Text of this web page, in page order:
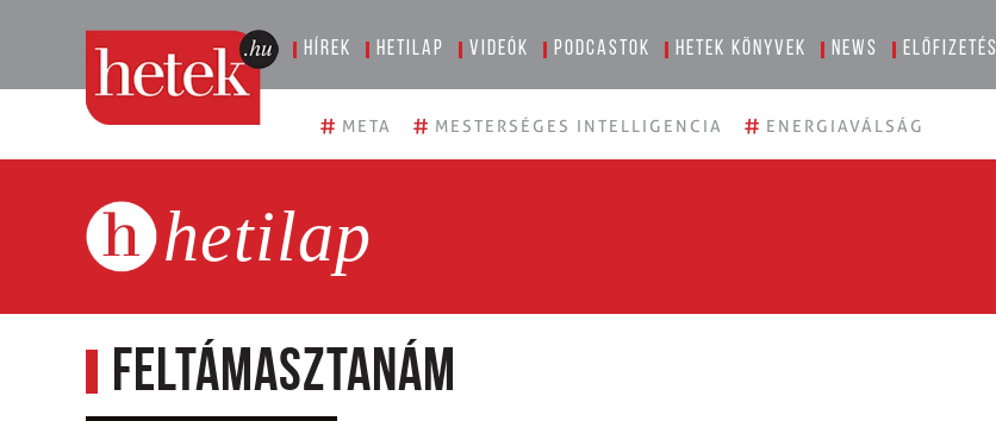
Hírek Hetilap Videók Podcastok Hetek könyvek News Előfizetés
# META # MESTERSÉGES INTELLIGENCIA # ENERGIAVÁLSÁG
hetilap
Feltámasztanám